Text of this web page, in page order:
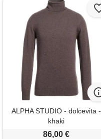
ALPHA STUDIO - dolcevita -
khaki
86,00 €